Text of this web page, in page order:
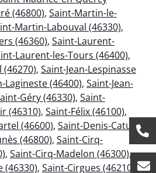
(46800), Saint-Martin-le-
Martin-Labouval (46330),
(46360), Saint-Laurent-
Laurent-les-Tours (46400),
(46270), Saint-Jean-Lespinasse
Lagineste (46400), Saint-Jean-
Géry (46330), Saint-
(46310), Saint-Félix (46100),
(46600), Saint-Denis-Catus
(46800), Saint-Cirq-
, Saint-Cirq-Madelon (46300),
(46330), Saint-Cirgues (46210)